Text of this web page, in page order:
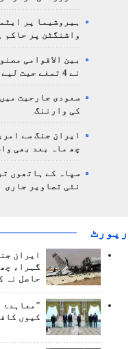
ہیروشیما پر
واشنگٹن پر حاکم
بین الاقوامی
نے 4 تمغے جیت لیے
سعودی جارحیت
کی وارننگ
ایران جنگ سے
چھ ماہ بعد بھی
سپاہ کے ہاتھوں
نئی تصاویر جاری
رپورٹ
ایران
گہرا،
حاصل نہ
"معاہدۂ
کیوں